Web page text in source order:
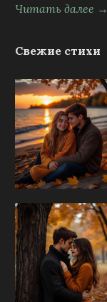
Читать далее →
Свежие стихи